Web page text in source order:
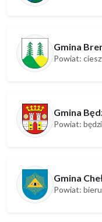
Gmina
Powiat:
Gmina
Powiat:
Gmina
Powiat: